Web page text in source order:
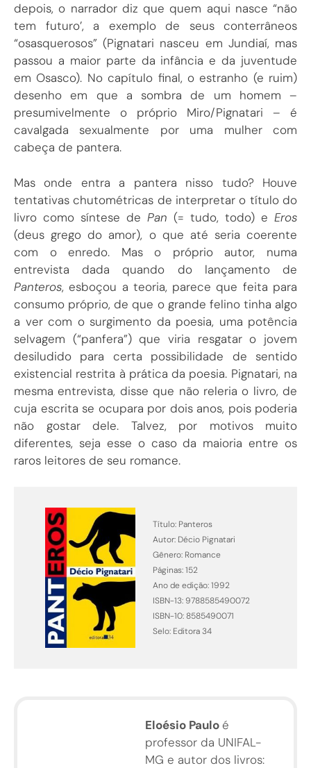
depois, o narrador diz que quem aqui nasce “não
tem futuro’, a exemplo de seus conterrâneos
“osasquerosos” (Pignatari nasceu em Jundiaí, mas
passou a maior parte da infância e da juventude
em Osasco). No capítulo final, o estranho (e ruim)
desenho em que a sombra de um homem –
presumivelmente o próprio Miro/Pignatari – é
cavalgada sexualmente por uma mulher com
cabeça de pantera.
Mas onde entra a pantera nisso tudo? Houve
tentativas chutométricas de interpretar o título do
livro como síntese de Pan (= tudo, todo) e Eros
(deus grego do amor), o que até seria coerente
com o enredo. Mas o próprio autor, numa
entrevista dada quando do lançamento de
Panteros, esboçou a teoria, parece que feita para
consumo próprio, de que o grande felino tinha algo
a ver com o surgimento da poesia, uma potência
selvagem (“panfera”) que viria resgatar o jovem
desiludido para certa possibilidade de sentido
existencial restrita à prática da poesia. Pignatari, na
mesma entrevista, disse que não releria o livro, de
cuja escrita se ocupara por dois anos, pois poderia
não gostar dele. Talvez, por motivos muito
diferentes, seja esse o caso da maioria entre os
raros leitores de seu romance.
Título: Panteros
Autor: Décio Pignatari
Gênero: Romance
Páginas: 152
Ano de edição: 1992
ISBN-13: 9788585490072
ISBN-10: 8585490071
Selo: Editora 34
Eloésio Pauloé
professor da UNIFAL-
MG e autor dos livros: